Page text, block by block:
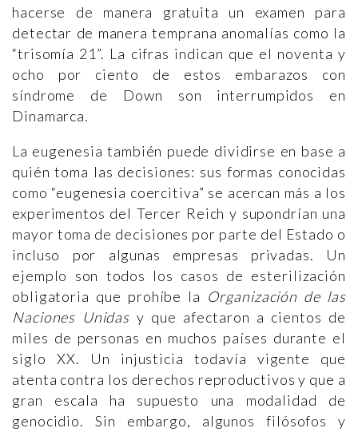
hacerse de manera gratuita un examen para
detectar de manera temprana anomalías como la
“trisomía 21”. La cifras indican que el noventa y
ocho por ciento de estos embarazos con
síndrome de Down son interrumpidos en
Dinamarca.
La eugenesia también puede dividirse en base a
quién toma las decisiones: sus formas conocidas
como “eugenesia coercitiva” se acercan más a los
experimentos del Tercer Reich y supondrían una
mayor toma de decisiones por parte del Estado o
incluso por algunas empresas privadas. Un
ejemplo son todos los casos de esterilización
obligatoria que prohíbe la Organización de las
Naciones Unidas y que afectaron a cientos de
miles de personas en muchos países durante el
siglo XX. Un injusticia todavía vigente que
atenta contra los derechos reproductivos y que a
gran escala ha supuesto una modalidad de
genocidio. Sin embargo, algunos filósofos y